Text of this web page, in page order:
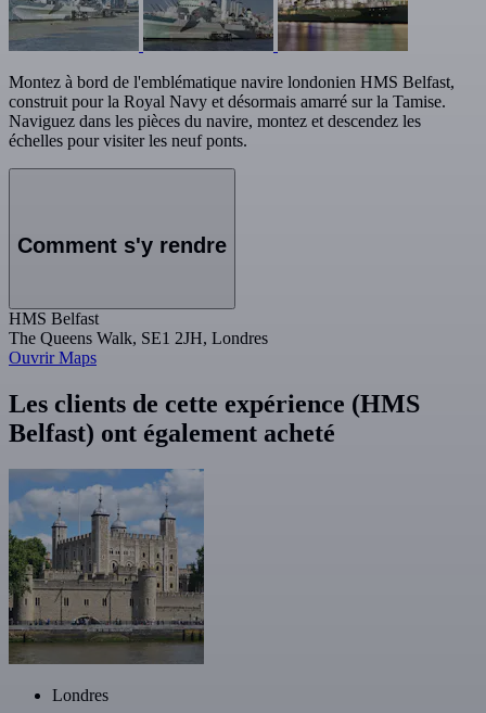
Montez à bord de l'emblématique navire londonien HMS Belfast,
construit pour la Royal Navy et désormais amarré sur la Tamise.
Naviguez dans les pièces du navire, montez et descendez les
échelles pour visiter les neuf ponts.
Comment s'y rendre
HMS Belfast
The Queens Walk, SE1 2JH, Londres
Ouvrir Maps
Les clients de cette expérience (HMS
Belfast) ont également acheté
Londres